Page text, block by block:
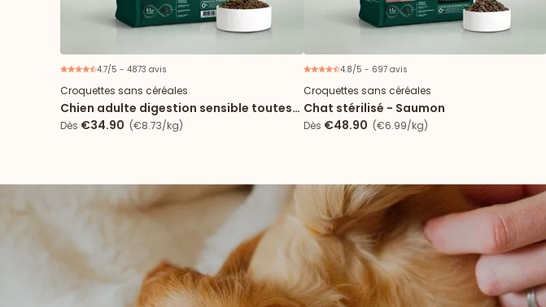
4.7/5 - 4873 avis
Croquettes sans céréales
Chien adulte digestion sensible toutes
tailles
Dès €34.90 (€8.73/kg)
4.8/5 - 697 avis
Croquettes sans céréales
Chat stérilisé - Saumon
Dès €48.90 (€6.99/kg)